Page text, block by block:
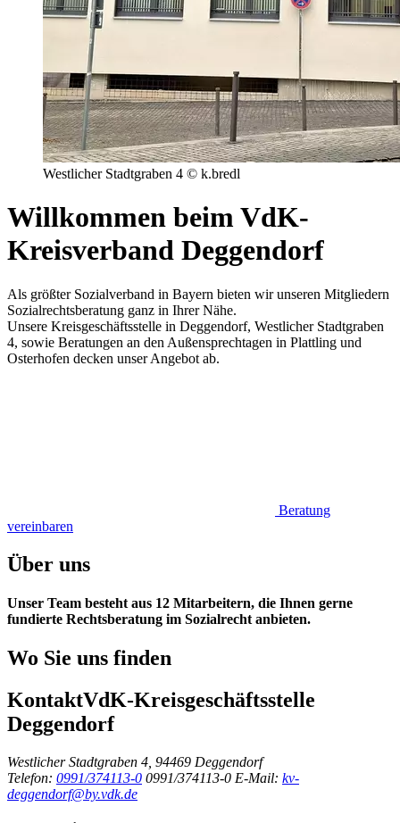
Westlicher Stadtgraben 4 © k.bredl
Willkommen beim VdK-
Kreisverband Deggendorf
Als größter Sozialverband in Bayern bieten wir unseren Mitgliedern
Sozialrechtsberatung ganz in Ihrer Nähe.
Unsere Kreisgeschäftsstelle in Deggendorf, Westlicher Stadtgraben
4, sowie Beratungen an den Außensprechtagen in Plattling und
Osterhofen decken unser Angebot ab.
Beratung
vereinbaren
Über uns
Unser Team besteht aus 12 Mitarbeitern, die Ihnen gerne
fundierte Rechtsberatung im Sozialrecht anbieten.
Wo Sie uns finden
KontaktVdK-Kreisgeschäftsstelle
Deggendorf
Westlicher Stadtgraben 4, 94469 Deggendorf
Telefon: 0991/374113-0 0991/374113-0 E-Mail: kv-
deggendorf@by.vdk.de